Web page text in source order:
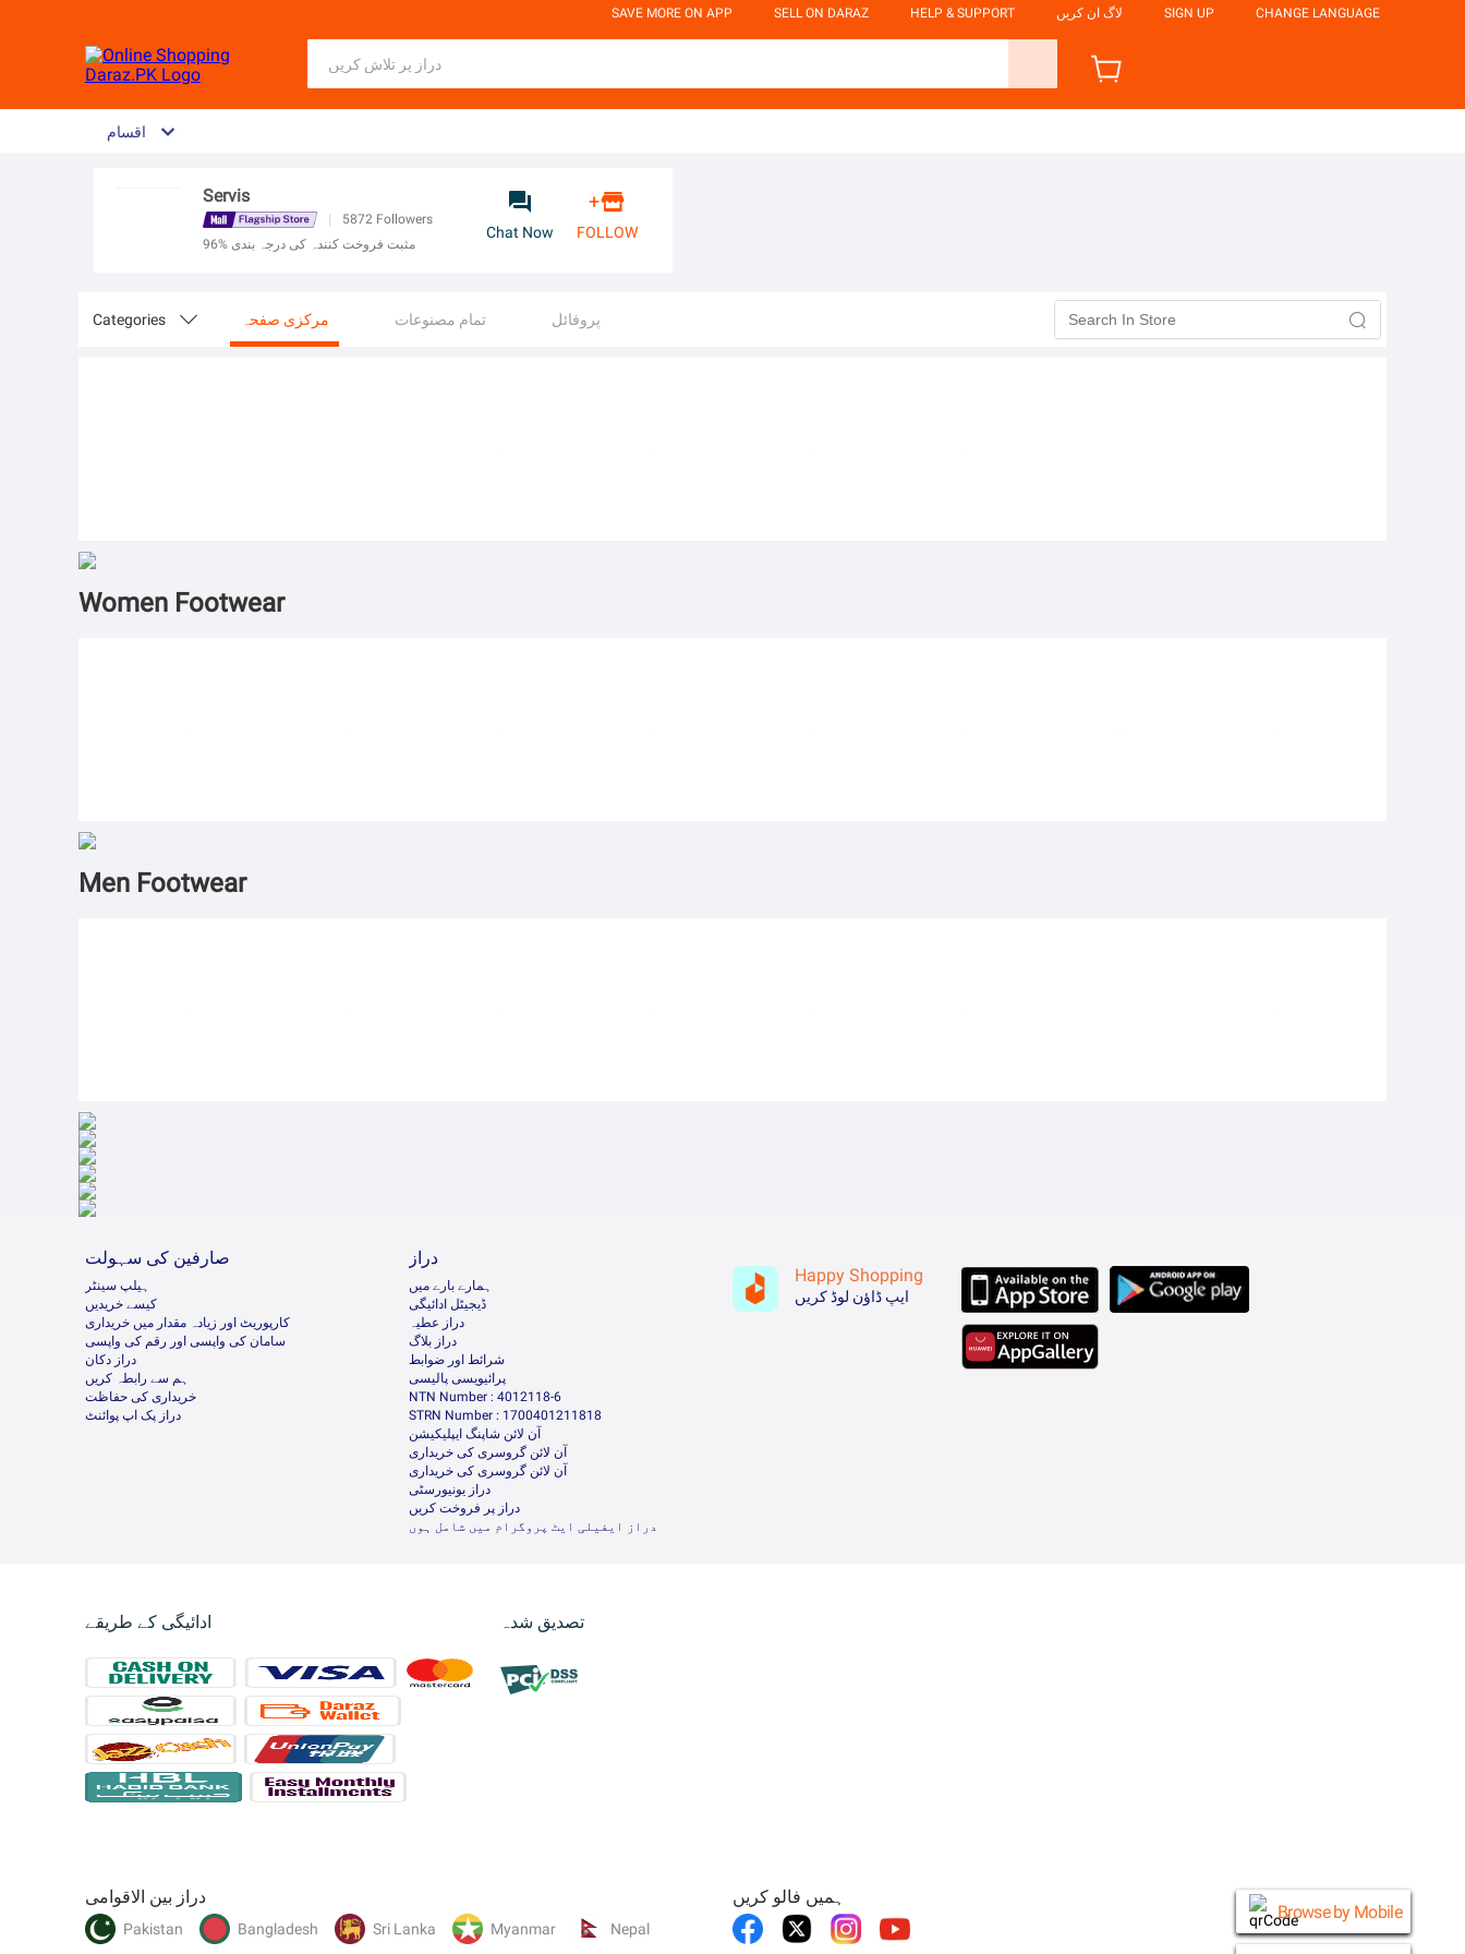
SAVE MORE ON APP SELL ON DARAZ HELP & SUPPORT لاگ ان کریں SIGN UP CHANGE LANGUAGE
اقسام
Servis
| 5872 Followers
96% مثبت فروخت کنندہ کی درجہ بندی

Chat Now
+
FOLLOW
Categories  مرکزی صفحہ تمام مصنوعات پروفائل 
Browse by Mobile
Women Footwear
Men Footwear
صارفین کی سہولت
ہیلپ سینٹر
کیسے خریدیں
کارپوریٹ اور زیادہ مقدار میں خریداری
سامان کی واپسی اور رقم کی واپسی
دراز دکان
ہم سے رابطہ کریں
خریداری کی حفاظت
دراز پک اپ پوائنٹ
دراز
ہمارے بارے میں
ڈیجیٹل ادائیگی
دراز عطیہ
دراز بلاگ
شرائط اور ضوابط
پرائیویسی پالیسی
NTN Number : 4012118-6
STRN Number : 1700401211818
آن لائن شاپنگ ایپلیکیشن
آن لائن گروسری کی خریداری
آن لائن گروسری کی خریداری
دراز یونیورسٹی
دراز پر فروخت کریں
دراز ایفیلی ایٹ پروگرام میں شامل ہوں
Happy Shopping
ایپ ڈاؤن لوڈ کریں
ادائیگی کے طریقے تصدیق شدہ
دراز بین الاقوامی
Pakistan Bangladesh Sri Lanka Myanmar Nepal
ہمیں فالو کریں